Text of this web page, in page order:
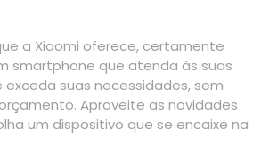
a Xiaomi oferece, certamente
smartphone que atenda às suas
suas necessidades, sem
Aproveite as novidades
um dispositivo que se encaixe na